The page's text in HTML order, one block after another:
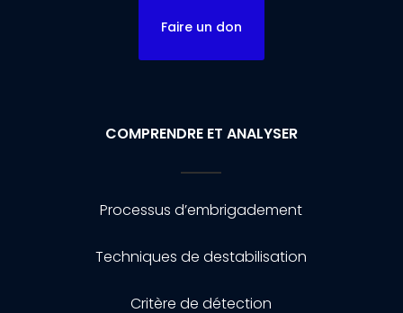
Faire un don
COMPRENDRE ET ANALYSER
Processus d’embrigadement
Techniques de destabilisation
Critère de détection